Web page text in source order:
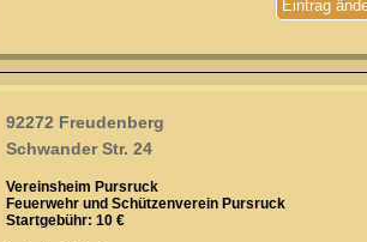
Eintrag
92272 Freudenberg
Schwander Str. 24
Vereinsheim Pursruck
Feuerwehr und Schützenverein Pursruck
Startgebühr: 10 €